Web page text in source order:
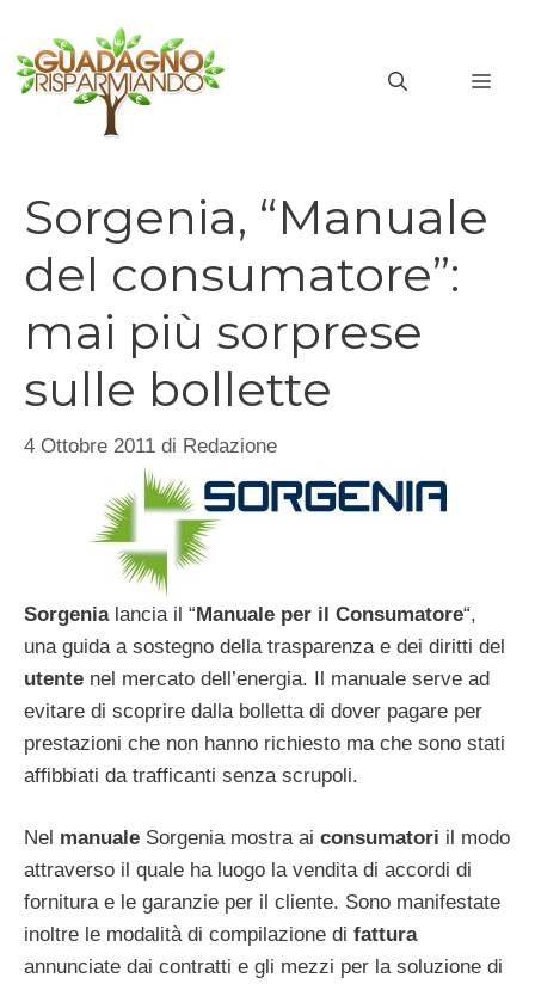
contenuto
Sorgenia, “Manuale
del consumatore”:
mai più sorprese
sulle bollette
4 Ottobre 2011 di Redazione
Sorgenialancia il “Manuale per il Consumatore“,
una guida a sostegno della trasparenza e dei diritti del
utente nel mercato dell’energia. Il manuale serve ad
evitare di scoprire dalla bolletta di dover pagare per
prestazioni che non hanno richiesto ma che sono stati
affibbiati da trafficanti senza scrupoli.
Nel manuale Sorgenia mostra ai consumatori il modo
attraverso il quale ha luogo la vendita di accordi di
fornitura e le garanzie per il cliente. Sono manifestate
inoltre le modalità di compilazione di fattura
annunciate dai contratti e gli mezzi per la soluzione di